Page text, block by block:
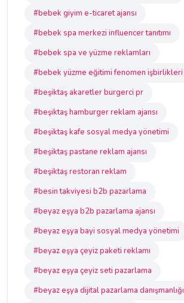
#bebek giyim e-ticaret ajansı
#bebek spa merkezi influencer tanıtımı
#bebek spa ve yüzme reklamları
#bebek yüzme eğitimi fenomen işbirlikleri
#beşiktaş akaretler burgerci pr
#beşiktaş hamburger reklam ajansı
#beşiktaş kafe sosyal medya yönetimi
#beşiktaş pastane reklam ajansı
#beşiktaş restoran reklam
#besin takviyesi b2b pazarlama
#beyaz eşya b2b pazarlama ajansı
#beyaz eşya bayi sosyal medya yönetimi
#beyaz eşya çeyiz paketi reklamı
#beyaz eşya çeyiz seti pazarlama
#beyaz eşya dijital pazarlama danışmanlığı